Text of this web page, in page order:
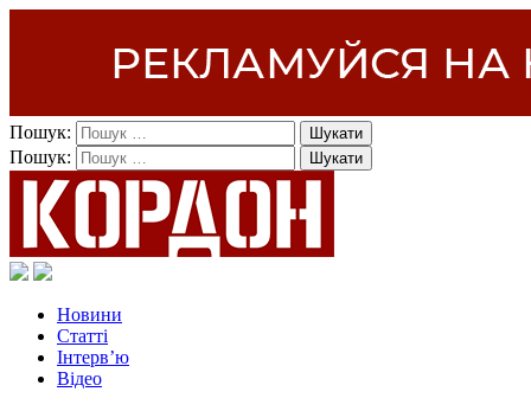
Пошук:
Пошук:
Новини
Статті
Інтерв’ю
Відео